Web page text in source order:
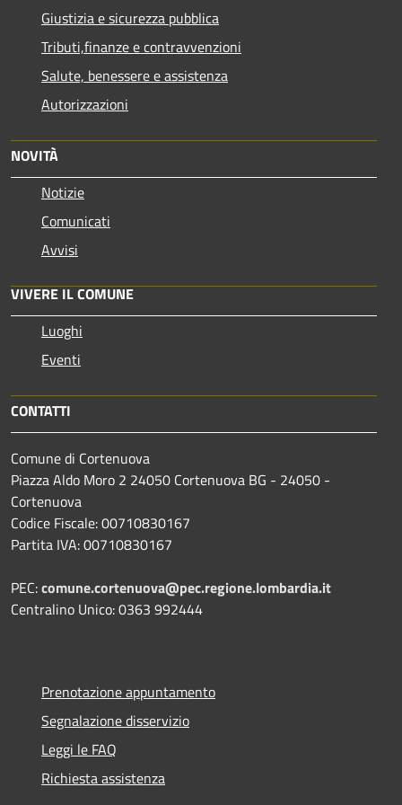
Giustizia e sicurezza pubblica
Tributi,finanze e contravvenzioni
Salute, benessere e assistenza
Autorizzazioni
NOVITÀ
Notizie
Comunicati
Avvisi
VIVERE IL COMUNE
Luoghi
Eventi
CONTATTI
Comune di Cortenuova
Piazza Aldo Moro 2 24050 Cortenuova BG - 24050 -
Cortenuova
Codice Fiscale: 00710830167
Partita IVA: 00710830167
PEC:comune.cortenuova@pec.regione.lombardia.it
Centralino Unico: 0363 992444
Prenotazione appuntamento
Segnalazione disservizio
Leggi le FAQ
Richiesta assistenza